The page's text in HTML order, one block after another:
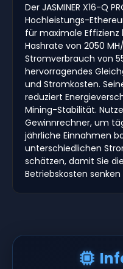
Der JASMINER X16-Q
Hochleistungs-
für maximale Effizienz
Hashrate von 2050
Stromverbrauch von
hervorragendes
und Stromkosten.
reduziert
Mining-Stabilität.
Gewinnrechner, um
jährliche Einnahmen
unterschiedlichen
schätzen, damit Sie
Betriebskosten senken